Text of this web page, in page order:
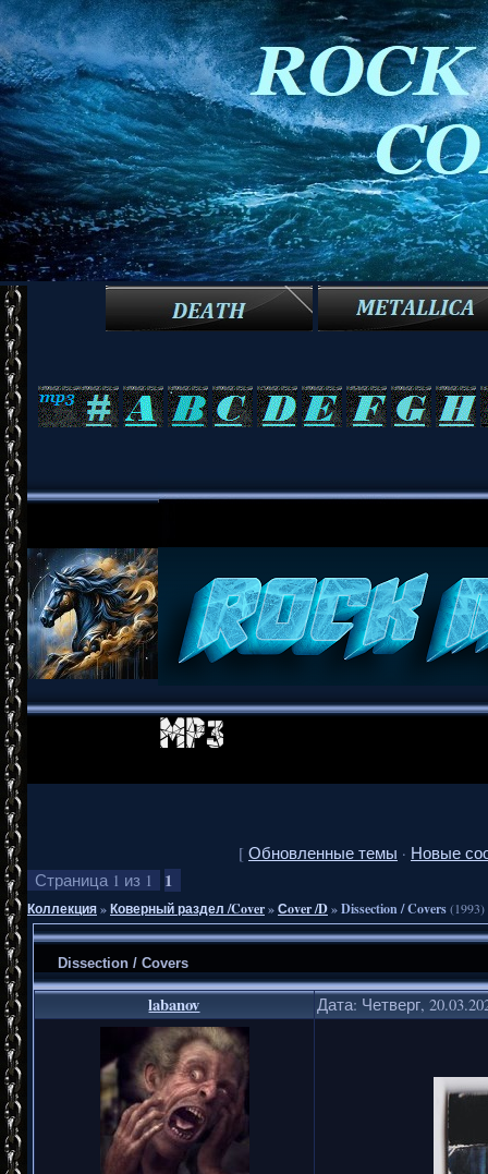
[ Обновленные темы · Новые
Страница 1 из 1 1
Коллекция»Коверный раздел /Cover»Сover /D»Dissection / Covers(1993)
Dissection / Covers
labanov Дата: Четверг,